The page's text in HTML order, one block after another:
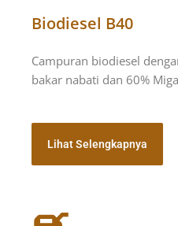
Biodiesel B40
Campuran biodiesel
bakar nabati dan 60%
Lihat Selengkapnya